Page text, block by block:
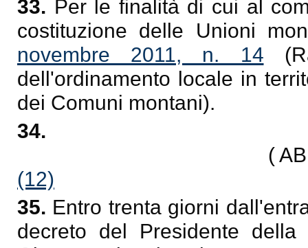
33. Per le finalità di cui al
costituzione delle Unioni
novembre 2011, n. 14
dell'ordinamento locale in
dei Comuni montani).
34.
(
(12)
35. Entro trenta giorni
decreto del Presidente